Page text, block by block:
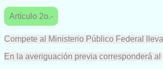
Artículo 2o.-
Compete al Ministerio Público Federal
En la averiguación previa corresponderá